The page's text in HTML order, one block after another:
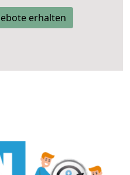
erhalten